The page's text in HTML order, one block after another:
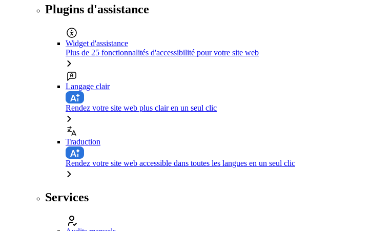
Plugins d'assistance
Widget d'assistance
Plus de 25 fonctionnalités d'accessibilité pour votre site web
Langage clair
Rendez votre site web plus clair en un seul clic
Traduction
Rendez votre site web accessible dans toutes les langues en un seul clic
Services